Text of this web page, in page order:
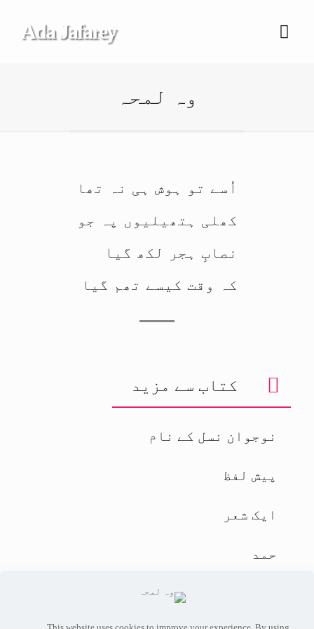
Ada Jafarey
وہ لمحہ
اُسے تو ہوش ہی نہ تھا
کھلی ہتھیلیوں پہ جو
نصابِ ہجر لکھ گیا
کہ وقت کیسے تھم گیا
کتاب سے مزید
نوجوان نسل کے نام
پیش لفظ
ایک شعر
حمد